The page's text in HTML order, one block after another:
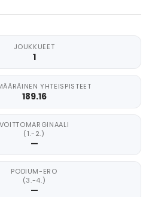
JOUKKUEET
1
YHTEISPISTEET
189.16
VOITTOMARGINAALI
(1.-2.)
—
PODIUM-ERO
(3.-4.)
—